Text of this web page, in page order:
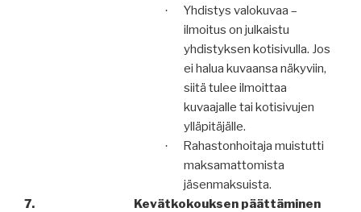
·
Yhdistys valokuvaa –
ilmoitus on julkaistu
yhdistyksen kotisivulla. Jos
ei halua kuvaansa näkyviin,
siitä tulee ilmoittaa
kuvaajalle tai kotisivujen
ylläpitäjälle.
·
Rahastonhoitaja muistutti
maksamattomista
jäsenmaksuista.
7.
Kevätkokouksen päättäminen